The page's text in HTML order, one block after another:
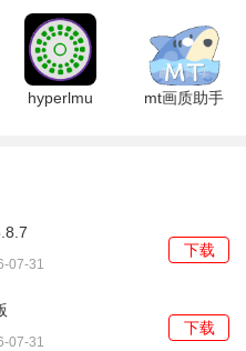
101.1 安卓
版
版
hyperlmu
mt画质助手
07-31
下载
07-31
下载